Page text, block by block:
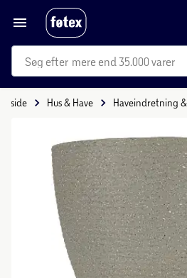
mere end 35.000 varer
Hus & Have Haveindretning